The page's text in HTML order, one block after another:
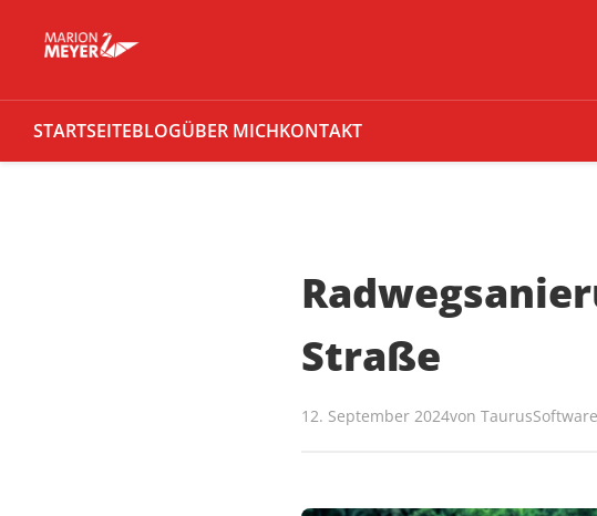
STARTSEITEBLOGÜBER MICHKONTAKT
Straße
12. September 2024von TaurusSoftware